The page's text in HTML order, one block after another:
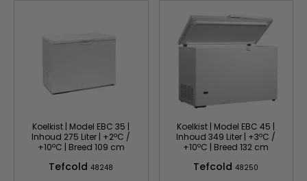
Koelkist | Model EBC 35 |
Inhoud 275 Liter | +2ºC /
+10ºC | Breed 109 cm
Tefcold48248
Koelkist | Model EBC 45 |
Inhoud 349 Liter | +3ºC /
+10ºC | Breed 132 cm
Tefcold48250